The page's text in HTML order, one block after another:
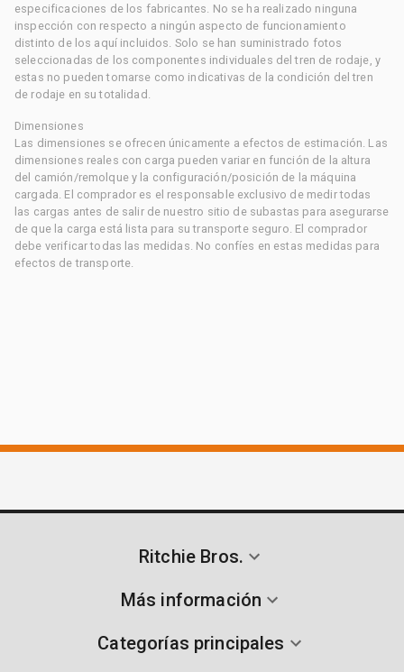
especificaciones de los fabricantes. No se ha realizado ninguna
inspección con respecto a ningún aspecto de funcionamiento
distinto de los aquí incluidos. Solo se han suministrado fotos
seleccionadas de los componentes individuales del tren de rodaje, y
estas no pueden tomarse como indicativas de la condición del tren
de rodaje en su totalidad.
Dimensiones
Las dimensiones se ofrecen únicamente a efectos de estimación. Las
dimensiones reales con carga pueden variar en función de la altura
del camión/remolque y la configuración/posición de la máquina
cargada. El comprador es el responsable exclusivo de medir todas
las cargas antes de salir de nuestro sitio de subastas para asegurarse
de que la carga está lista para su transporte seguro. El comprador
debe verificar todas las medidas. No confíes en estas medidas para
efectos de transporte.
Ritchie Bros.
Más información
Categorías principales